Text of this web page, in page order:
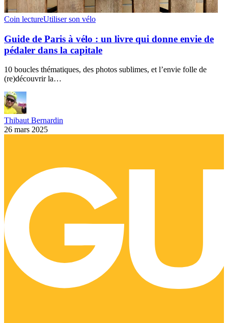
Coin lectureUtiliser son vélo
Guide de Paris à vélo : un livre qui donne envie de
pédaler dans la capitale
10 boucles thématiques, des photos sublimes, et l’envie folle de
(re)découvrir la…
Thibaut Bernardin
26 mars 2025